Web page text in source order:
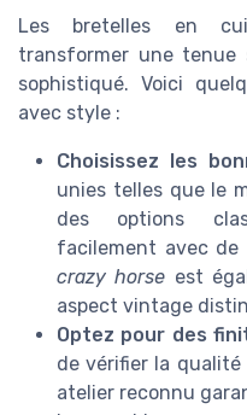
Les bretelles en
transformer une tenue
sophistiqué. Voici
avec style :
Choisissez les
unies telles que le
des options
facilement avec de
crazy horse est
aspect vintage
Optez pour des
de vérifier la qualité
atelier reconnu